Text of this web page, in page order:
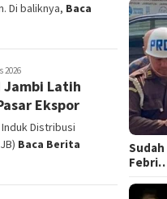
Di baliknya, Baca
2026
Jambi Latih
Ekspor
Distribusi
Baca Berita
Sudah